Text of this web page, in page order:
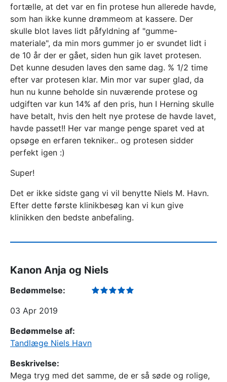
fortælle, at det var en fin protese hun allerede havde,
som han ikke kunne drømmeom at kassere. Der
skulle blot laves lidt påfyldning af "gumme-
materiale", da min mors gummer jo er svundet lidt i
de 10 år der er gået, siden hun gik lavet protesen.
Det kunne desuden laves den same dag. % 1/2 time
efter var protesen klar. Min mor var super glad, da
hun nu kunne beholde sin nuværende protese og
udgiften var kun 14% af den pris, hun I Herning skulle
have betalt, hvis den helt nye protese de havde lavet,
havde passet!! Her var mange penge sparet ved at
opsøge en erfaren tekniker.. og protesen sidder
perfekt igen :)
Super!
Det er ikke sidste gang vi vil benytte Niels M. Havn.
Efter dette første klinikbesøg kan vi kun give
klinikken den bedste anbefaling.
Kanon Anja og Niels
Bedømmelse:
03 Apr 2019
Bedømmelse af:
Tandlæge Niels Havn
Beskrivelse:
Mega tryg med det samme, de er så søde og rolige,